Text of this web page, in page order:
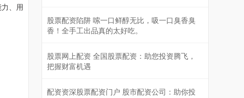
、用
股票配资陷阱 嗦一口鲜醇无比，吸一口臭香臭
香！全手工出品真的太好吃。
股票网上配资 全国股票配资：助您投资腾飞，
把握财富机遇
配资资深股票配资门户 股市配资公司：助你投